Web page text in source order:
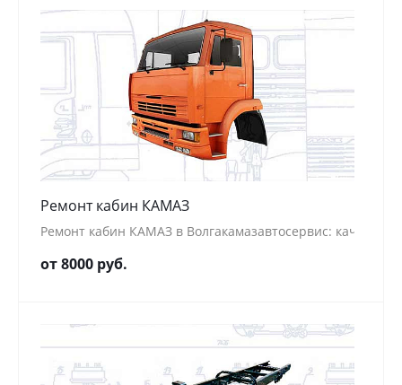
Ремонт кабин КАМАЗ
Ремонт кабин КАМАЗ в Волгакамазавтосервис:
от 8000 руб.